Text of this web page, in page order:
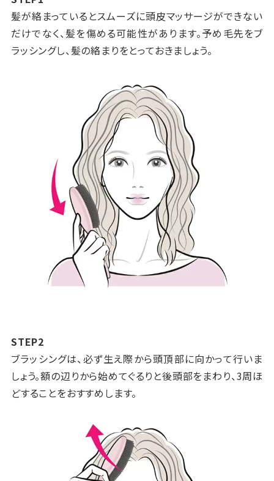
髪が絡まっているとスムーズに頭皮マッサージができない
だけでなく、髪を傷める可能性があります。予め毛先をブ
ラッシングし、髪の絡まりをとっておきましょう。
STEP2
ブラッシングは、必ず生え際から頭頂部に向かって行いま
しょう。額の辺りから始めてぐるりと後頭部をまわり、3周ほ
どすることをおすすめします。